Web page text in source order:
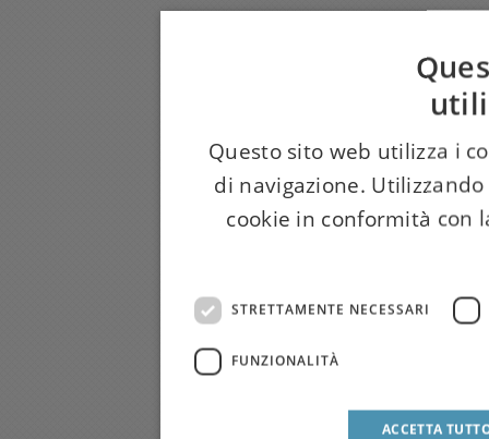
Questo sito web utilizza i
di navigazione.
cookie in conformità con
STRETTAMENTE NECESSARI
FUNZIONALITÀ
ACCETTA